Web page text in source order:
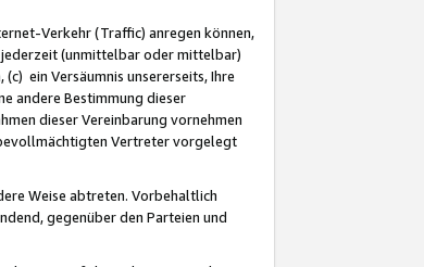
Verkehr (Traffic) anregen können,
jederzeit (unmittelbar oder mittelbar)
ein Versäumnis unsererseits, Ihre
andere Bestimmung dieser
dieser Vereinbarung vornehmen
Vertreter vorgelegt
Weise abtreten. Vorbehaltlich
gegenüber den Parteien und